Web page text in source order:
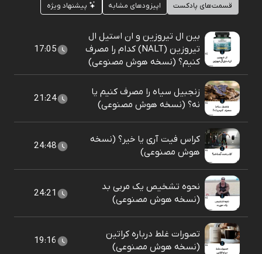
قسمت‌های پادکست اپیزودهای مشابه پیشنهاد ویژه
بین ال تیروزین و ان استیل ال
تیروزین (NALT) کدام را مصرف
کنیم؟ (نسخه هوش مصنوعی)
17:05
زنجبیل سیاه را مصرف کنیم یا
نه؟ (نسخه هوش مصنوعی)
21:24
کراس فیت آری یا خیر؟ (نسخه
هوش مصنوعی)
24:48
نحوه تشخیص یک مربی بد
(نسخه هوش مصنوعی)
24:21
تصورات غلط درباره کراتین
(نسخه هوش مصنوعی)
19:16